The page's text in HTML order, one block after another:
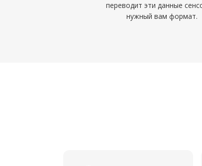
переводит эти данные
нужный вам формат.